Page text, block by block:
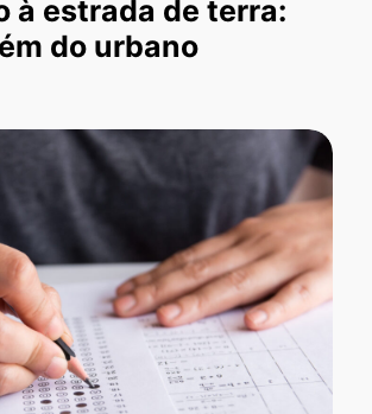
à estrada de terra:
do urbano